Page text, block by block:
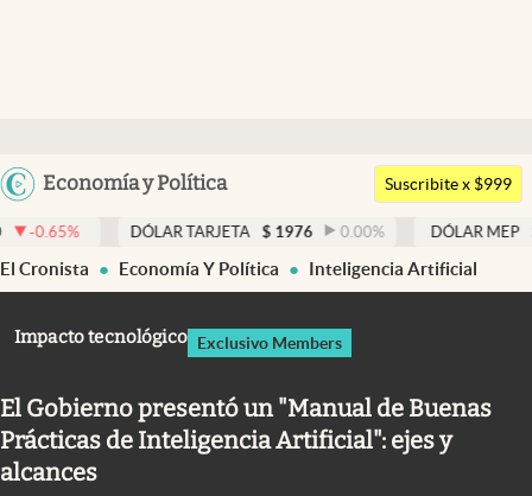
Argentina
Economía y Política
Members
Economía y Política
Finanzas y Mercados
Columnistas
Otras secciones
Suscribite x $999
DÓLAR TARJETA $ 1976 0.00 % DÓLAR MEP 1521,52
El Cronista Economía Y Política Inteligencia Artificial
Impacto tecnológico Exclusivo Members
El Gobierno presentó un "Manual de Buenas
Prácticas de Inteligencia Artificial": ejes y
alcances